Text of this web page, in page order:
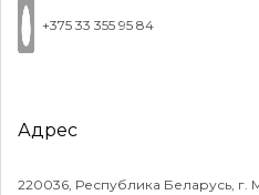
+375 33 355 95 84
Адрес
220036, Республика Беларусь, г.